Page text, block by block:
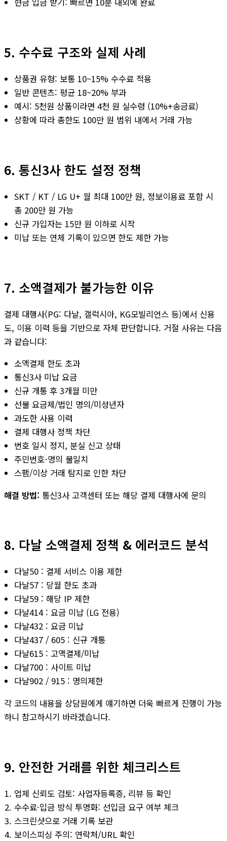
5. 수수료 구조와 실제 사례
상품권 유형: 보통 10~15% 수수료 적용
일반 콘텐츠: 평균 18~20% 부과
예시: 5천원 상품이라면 4천 원 실수령 (10%+송금료)
상황에 따라 총한도 100만 원 범위 내에서 거래 가능
6. 통신3사 한도 설정 정책
SKT / KT / LG U+ 월 최대 100만 원, 정보이용료 포함 시
총 200만 원 가능
신규 가입자는 15만 원 이하로 시작
미납 또는 연체 기록이 있으면 한도 제한 가능
7. 소액결제가 불가능한 이유
결제 대행사(PG: 다날, 갤럭시아, KG모빌리언스 등)에서 신용
도, 이용 이력 등을 기반으로 자체 판단합니다. 거절 사유는 다음
과 같습니다:
소액결제 한도 초과
통신3사 미납 요금
신규 개통 후 3개월 미만
선불 요금제/법인 명의/미성년자
과도한 사용 이력
결제 대행사 정책 차단
번호 일시 정지, 분실 신고 상태
주민번호-명의 불일치
스팸/이상 거래 탐지로 인한 차단
해결 방법: 통신3사 고객센터 또는 해당 결제 대행사에 문의
8. 다날 소액결제 정책 & 에러코드 분석
다날50 : 결제 서비스 이용 제한
다날57 : 당월 한도 초과
다날59 : 해당 IP 제한
다날414 : 요금 미납 (LG 전용)
다날432 : 요금 미납
다날437 / 605 : 신규 개통
다날615 : 고액결제/미납
다날700 : 사이트 미납
다날902 / 915 : 명의제한
각 코드의 내용을 상담원에게 얘기하면 더욱 빠르게 진행이 가능
하니 참고하시기 바라겠습니다.
9. 안전한 거래를 위한 체크리스트
업체 신뢰도 검토: 사업자등록증, 리뷰 등 확인
수수료·입금 방식 투명화: 선입금 요구 여부 체크
스크린샷으로 거래 기록 보관
보이스피싱 주의: 연락처/URL 확인